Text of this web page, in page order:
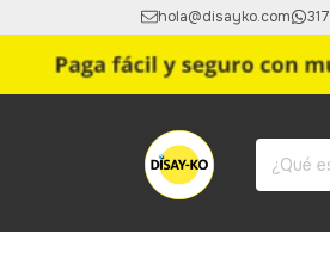
hola@disayko.com